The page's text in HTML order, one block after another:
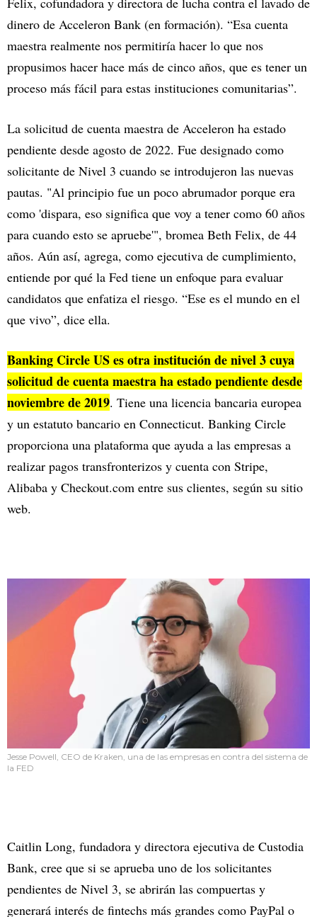
dinero de Acceleron Bank (en formación). “Esa cuenta
maestra realmente nos permitiría hacer lo que nos
propusimos hacer hace más de cinco años, que es tener un
proceso más fácil para estas instituciones comunitarias”.
La solicitud de cuenta maestra de Acceleron ha estado
pendiente desde agosto de 2022. Fue designado como
solicitante de Nivel 3 cuando se introdujeron las nuevas
pautas. "Al principio fue un poco abrumador porque era
como 'dispara, eso significa que voy a tener como 60 años
para cuando esto se apruebe'", bromea Beth Felix, de 44
años. Aún así, agrega, como ejecutiva de cumplimiento,
entiende por qué la Fed tiene un enfoque para evaluar
candidatos que enfatiza el riesgo. “Ese es el mundo en el
que vivo”, dice ella.
Banking Circle US es otra institución de nivel 3 cuya
solicitud de cuenta maestra ha estado pendiente desde
noviembre de 2019. Tiene una licencia bancaria europea
y un estatuto bancario en Connecticut. Banking Circle
proporciona una plataforma que ayuda a las empresas a
realizar pagos transfronterizos y cuenta con Stripe,
Alibaba y Checkout.com entre sus clientes, según su sitio
web.
Jesse Powell, CEO de Kraken, una de las empresas en contra del sistema de
la FED
Caitlin Long, fundadora y directora ejecutiva de Custodia
Bank, cree que si se aprueba uno de los solicitantes
pendientes de Nivel 3, se abrirán las compuertas y
generará interés de fintechs más grandes como PayPal o